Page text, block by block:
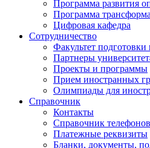
Программа развития
Программа
Цифровая кафедра
Сотрудничество
Факультет
Партнеры
Проекты и программы
Прием иностранных
Олимпиады для
Справочник
Контакты
Справочник телефонов
Платежные реквизиты
Бланки, документы,